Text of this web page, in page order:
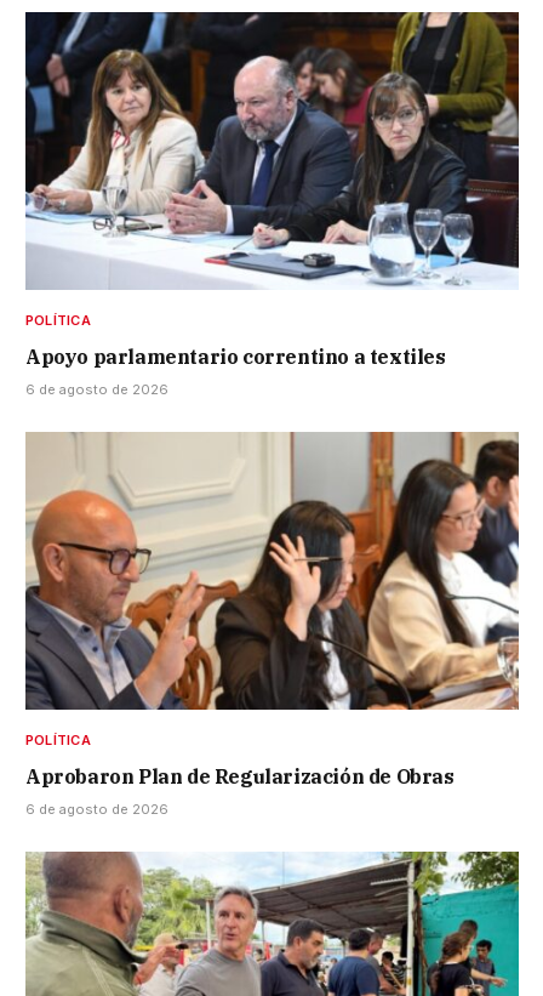
POLÍTICA
Apoyo parlamentario correntino a textiles
6 de agosto de 2026
POLÍTICA
Aprobaron Plan de Regularización de Obras
6 de agosto de 2026